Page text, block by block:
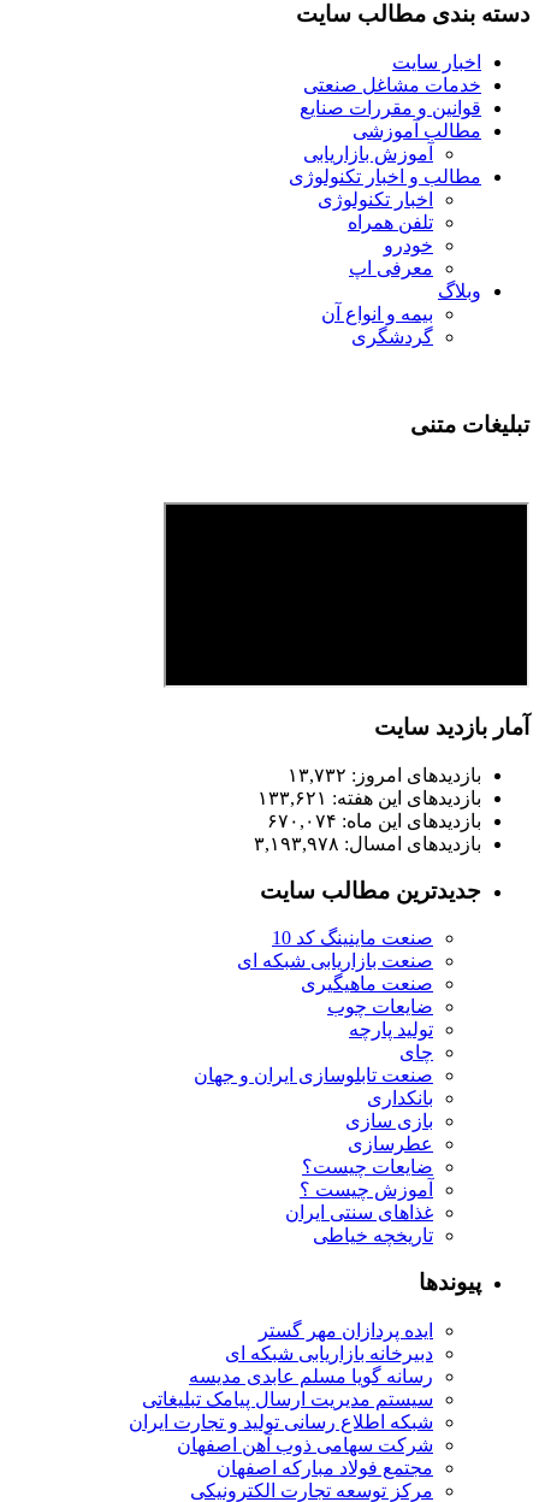
دسته بندی مطالب سایت
اخبار سایت
خدمات مشاغل صنعتی
قوانین و مقررات صنایع
مطالب آموزشی
آموزش بازاریابی
مطالب و اخبار تکنولوژی
اخبار تکنولوژی
تلفن همراه
خودرو
معرفی اپ
وبلاگ
بیمه و انواع آن
گردشگری
تبلیغات متنی
آمار بازدید سایت
بازدیدهای امروز: ۱۳,۷۳۲
بازدیدهای این هفته: ۱۳۳,۶۲۱
بازدیدهای این ماه: ۶۷۰,۰۷۴
بازدیدهای امسال: ۳,۱۹۳,۹۷۸
جدیدترین مطالب سایت
صنعت ماینینگ کد 10
صنعت بازاریابی شبکه ای
صنعت ماهیگیری
ضایعات چوب
تولید پارچه
چای
صنعت تابلوسازی ایران و جهان
بانکداری
بازی سازی
عطرسازی
ضایعات چیست؟
آموزش چیست ؟
غذاهای سنتی ایران
تاریخچه خیاطی
پیوندها
ایده پردازان مهر گستر
دبیرخانه بازاریابی شبکه ای
رسانه گویا مسلم عابدی مدیسه
سیستم مدیریت ارسال پیامک تبلیغاتی
شبکه اطلاع رسانی تولید و تجارت ایران
شرکت سهامی ذوب آهن اصفهان
مجتمع فولاد مبارکه اصفهان
مرکز توسعه تجارت الکترونیکی